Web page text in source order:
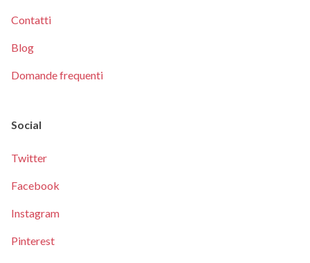
Contatti
Blog
Domande frequenti
Social
Twitter
Facebook
Instagram
Pinterest